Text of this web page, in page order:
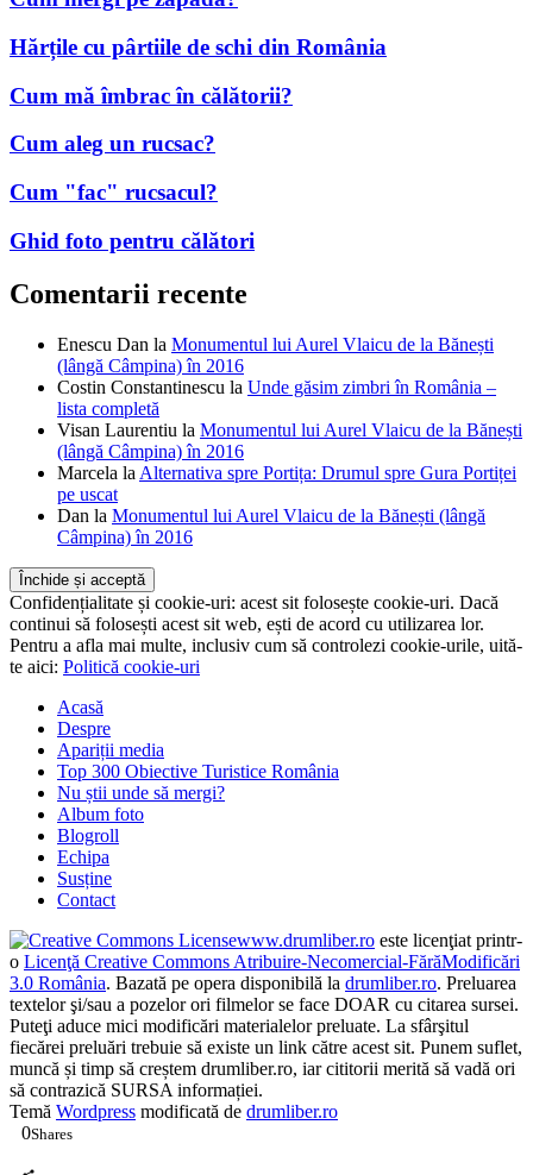
Hărțile cu pârtiile de schi din România
Ghid foto pentru călători
Enescu DanlaMonumentul lui Aurel Vlaicu de la Bănești
(lângă Câmpina) în 2016
Costin Constantinescu
lista completă
Visan Laurentiula Monumentul lui Aurel Vlaicu de la Bănești
(lângă Câmpina) în 2016
Marcela
pe uscat
DanlaMonumentul lui Aurel Vlaicu de la Bănești (lângă
Confidențialitate și cookie-uri: acest sit folosește cookie-uri. Dacă
continui să folosești acest sit web, ești de acord cu utilizarea lor.
Pentru a afla mai multe, inclusiv cum să controlezi cookie-urile, uită-
Acasă
Despre
Apariții media
Top 300 Obiective Turistice România
Nu știi unde să mergi?
Album foto
Blogroll
Echipa
Susține
www.drumliber.roeste licenţiat printr-
oLicenţă Creative Commons Atribuire-Necomercial-FărăModificări
3.0 România. Bazată pe opera disponibilă ladrumliber.ro. Preluarea
textelor şi/sau a pozelor ori filmelor se face DOAR cu citarea sursei.
Puteţi aduce mici modificări materialelor preluate. La sfârşitul
fiecărei preluări trebuie să existe un link către acest sit. Punem suflet,
muncă și timp să creștem drumliber.ro, iar cititorii merită să vadă ori
să contrazică SURSA informației.
TemăWordpress